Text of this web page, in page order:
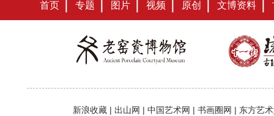
首页 专题 图片 视频 原创 文博资料
新浪收藏 | 出山网 | 中国艺术网 | 书画圈网 | 东方艺